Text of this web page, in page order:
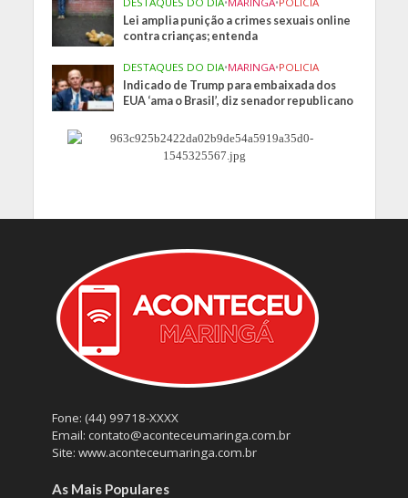
Lei amplia punição a crimes sexuais online
contra crianças; entenda
DESTAQUES DO DIA•MARINGA•POLICIA
Indicado de Trump para embaixada dos
EUA ‘ama o Brasil’, diz senador republicano
Fone: (44) 99718-XXXX
Email: contato@aconteceumaringa.com.br
Site: www.aconteceumaringa.com.br
As Mais Populares